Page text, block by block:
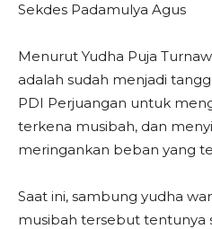
Sekdes Padamulya Agus
Menurut Yudha Puja
adalah sudah menjadi
PDI Perjuangan untuk
terkena musibah, dan
meringankan beban yang
Saat ini, sambung yudha
musibah tersebut